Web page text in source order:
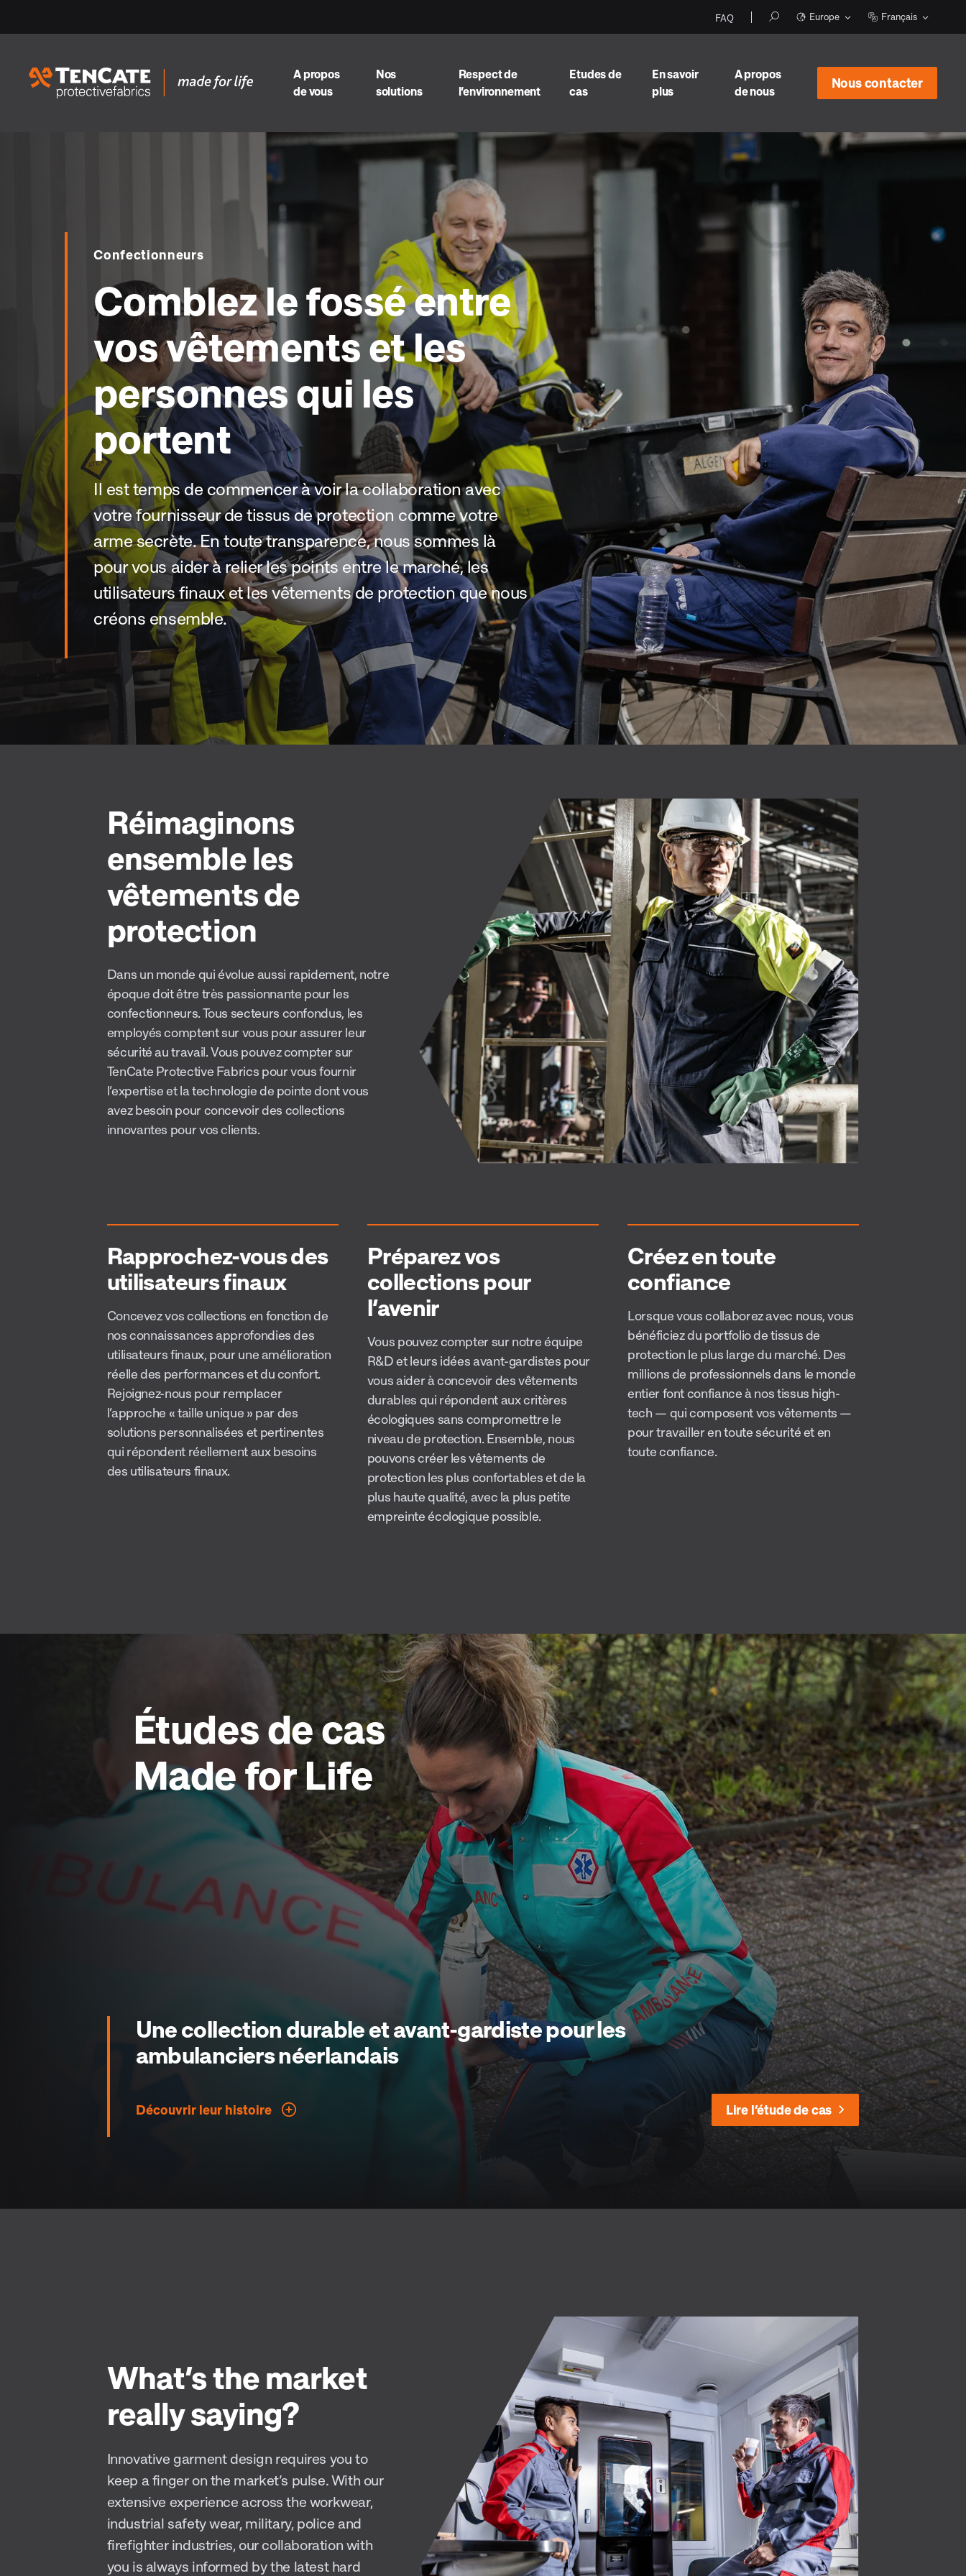
FAQ Europe Français
A propos
de vous
Nos
solutions
Respect de
l’environnement
Etudes de
cas
En savoir
plus
A propos
de nous
Nous contacter
Confectionneurs
Comblez le fossé entre
vos vêtements et les
personnes qui les
portent
Il est temps de commencer à voir la collaboration avec
votre fournisseur de tissus de protection comme votre
arme secrète. En toute transparence, nous sommes là
pour vous aider à relier les points entre le marché, les
utilisateurs finaux et les vêtements de protection que nous
créons ensemble.
Réimaginons
ensemble les
vêtements de
protection
Dans un monde qui évolue aussi rapidement, notre
époque doit être très passionnante pour les
confectionneurs. Tous secteurs confondus, les
employés comptent sur vous pour assurer leur
sécurité au travail. Vous pouvez compter sur
TenCate Protective Fabrics pour vous fournir
l’expertise et la technologie de pointe dont vous
avez besoin pour concevoir des collections
innovantes pour vos clients.
Rapprochez-vous des
utilisateurs finaux
Concevez vos collections en fonction de
nos connaissances approfondies des
utilisateurs finaux, pour une amélioration
réelle des performances et du confort.
Rejoignez-nous pour remplacer
l’approche « taille unique » par des
solutions personnalisées et pertinentes
qui répondent réellement aux besoins
des utilisateurs finaux.
Préparez vos
collections pour
l’avenir
Vous pouvez compter sur notre équipe
R&D et leurs idées avant-gardistes pour
vous aider à concevoir des vêtements
durables qui répondent aux critères
écologiques sans compromettre le
niveau de protection. Ensemble, nous
pouvons créer les vêtements de
protection les plus confortables et de la
plus haute qualité, avec la plus petite
empreinte écologique possible.
Créez en toute
confiance
Lorsque vous collaborez avec nous, vous
bénéficiez du portfolio de tissus de
protection le plus large du marché. Des
millions de professionnels dans le monde
entier font confiance à nos tissus high-
tech — qui composent vos vêtements —
pour travailler en toute sécurité et en
toute confiance.
Études de cas
Made for Life
Une collection durable et avant-gardiste pour les
ambulanciers néerlandais
Découvrir leur histoire Lire l’étude de cas
What’s the market
really saying?
Innovative garment design requires you to
keep a finger on the market’s pulse. With our
extensive experience across the workwear,
industrial safety wear, military, police and
firefighter industries, our collaboration with
you is always informed by the latest hard